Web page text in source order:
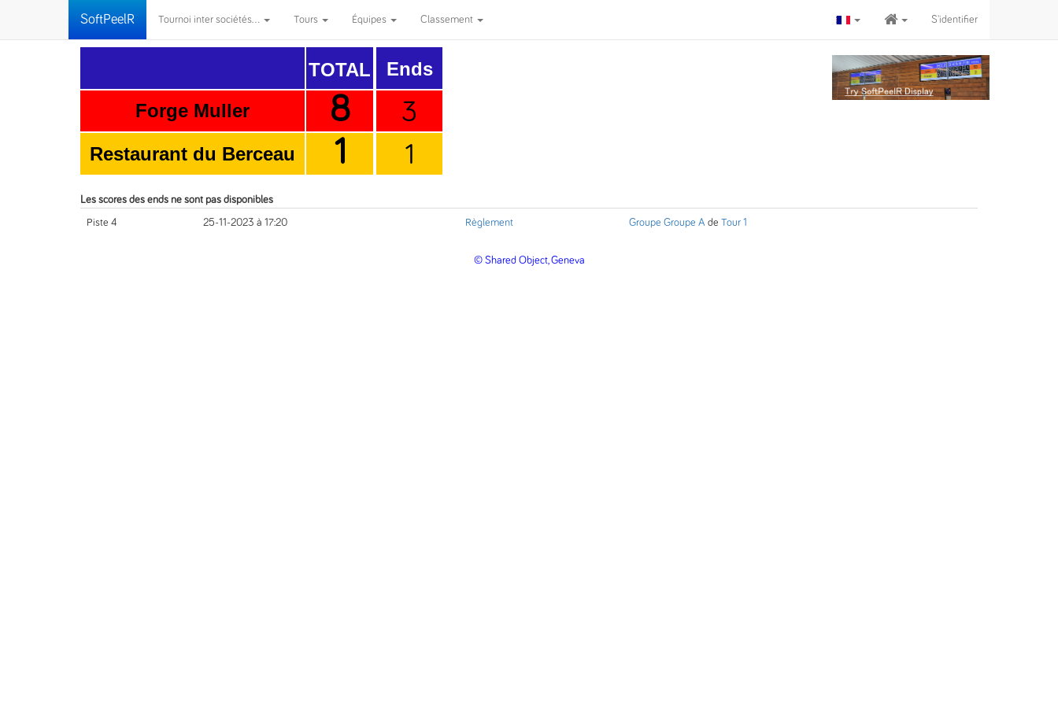
SoftPeelR Tournoi inter sociétés... Tours Équipes Classement S'identifier
Forge Muller
Restaurant du Berceau
TOTAL
8
1
Ends
3
1
Les scores des ends ne sont pas disponibles
Piste 4 25-11-2023 à 17:20 Règlement Groupe Groupe A de Tour 1
© Shared Object, Geneva